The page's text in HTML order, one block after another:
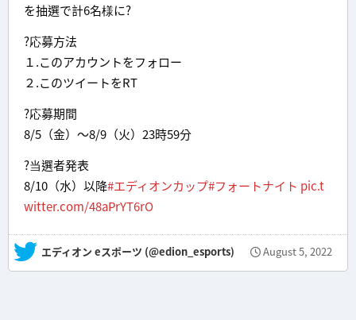
を抽選で計6名様に?
?応募方法
１.このアカウントをフォロー
２.このツイートをRT
?応募期間
8/5（金）～8/9（火）23時59分
?当選者発表
8/10（水）以降#エディオンカップ#フォートナイト pic.t
witter.com/48aPrYT6rO
— エディオン eスポーツ (@edion_esports) August 5, 2022